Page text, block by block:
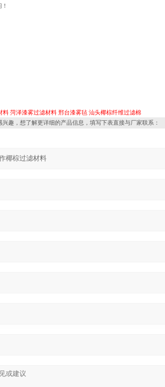
料 菏泽漆雾过滤材料 邢台漆雾毡 汕头椰棕纤维过滤棉
兴趣，想了解更详细的产品信息，填写下表直接与厂家联系：